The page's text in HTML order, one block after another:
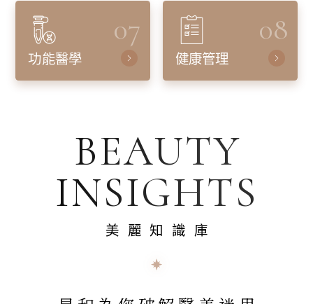
07
功能醫學
08
健康管理
BEAUTY
INSIGHTS
美麗知識庫